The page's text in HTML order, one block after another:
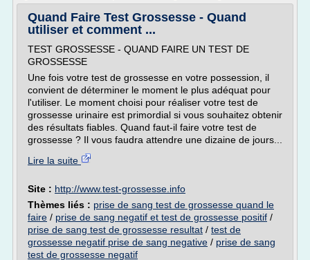
Quand Faire Test Grossesse - Quand
utiliser et comment ...
TEST GROSSESSE - QUAND FAIRE UN TEST DE
GROSSESSE
Une fois votre test de grossesse en votre possession, il
convient de déterminer le moment le plus adéquat pour
l'utiliser. Le moment choisi pour réaliser votre test de
grossesse urinaire est primordial si vous souhaitez obtenir
des résultats fiables. Quand faut-il faire votre test de
grossesse ? Il vous faudra attendre une dizaine de jours...
Lire la suite
Site : http://www.test-grossesse.info
Thèmes liés : prise de sang test de grossesse quand le
faire / prise de sang negatif et test de grossesse positif /
prise de sang test de grossesse resultat / test de
grossesse negatif prise de sang negative / prise de sang
test de grossesse negatif